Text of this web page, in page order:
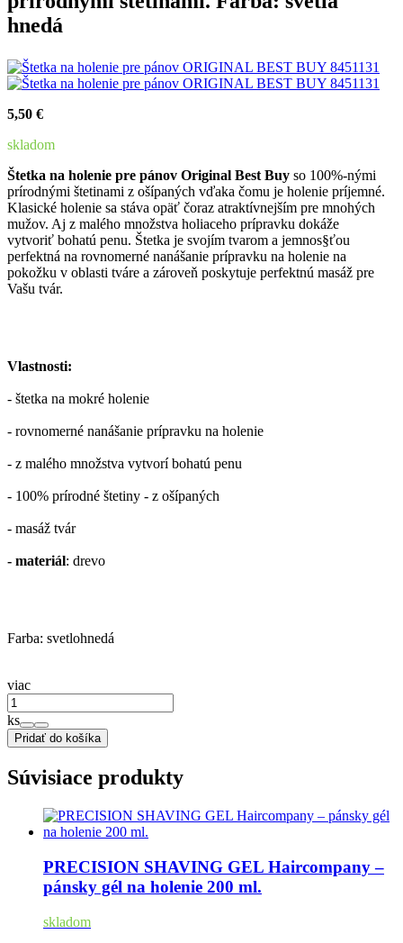
hnedá
5,50 €
skladom
Štetka na holenie pre pánov Original Best Buy so 100%-nými
prírodnými štetinami z ošípaných vďaka čomu je holenie príjemné.
Klasické holenie sa stáva opäť čoraz atraktívnejším pre mnohých
mužov. Aj z malého množstva holiaceho prípravku dokáže
vytvoriť bohatú penu. Štetka je svojím tvarom a jemnos§ťou
perfektná na rovnomerné nanášanie prípravku na holenie na
pokožku v oblasti tváre a zároveň poskytuje perfektnú masáž pre
Vašu tvár.
Vlastnosti:
- štetka na mokré holenie
- rovnomerné nanášanie prípravku na holenie
- z malého množstva vytvorí bohatú penu
- 100% prírodné štetiny - z ošípaných
- masáž tvár
- materiál: drevo
Farba: svetlohnedá
viac
ks
Pridať do košíka
Súvisiace produkty
PRECISION SHAVING GEL Haircompany –
pánsky gél na holenie 200 ml.
skladom